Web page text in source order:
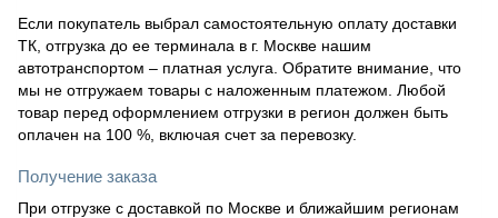
Если покупатель выбрал самостоятельную оплату доставки
ТК, отгрузка до ее терминала в г. Москве нашим
автотранспортом – платная услуга. Обратите внимание, что
мы не отгружаем товары с наложенным платежом. Любой
товар перед оформлением отгрузки в регион должен быть
оплачен на 100 %, включая счет за перевозку.
Получение заказа
При отгрузке с доставкой по Москве и ближайшим регионам